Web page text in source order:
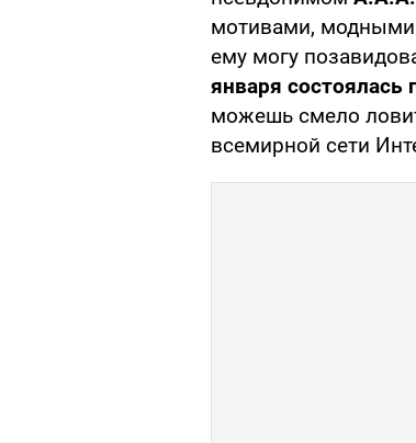
мотивами,
ему могу
января состоялась
можешь смело
всемирной сети